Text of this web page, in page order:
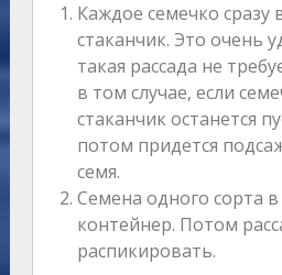
Каждое семечко сразу
стаканчик. Это очень
такая рассада не
в том случае, если
стаканчик останется
потом придется
семя.
Семена одного сорта
контейнер. Потом
распикировать.